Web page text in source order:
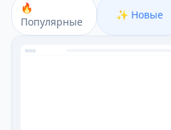
🔥
Популярные
✨ Новые